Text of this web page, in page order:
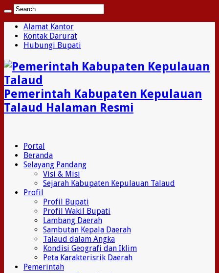
Alamat Kantor
Kontak Darurat
Hubungi Bupati
Pemerintah Kabupaten Kepulauan
Talaud Halaman Resmi
Portal
Beranda
Selayang Pandang
Visi & Misi
Sejarah Kabupaten Kepulauan Talaud
Profil
Profil Bupati
Profil Wakil Bupati
Lambang Daerah
Sambutan Kepala Daerah
Talaud dalam Angka
Kondisi Geografi dan Iklim
Peta Karakterisrik Daerah
Pemerintah